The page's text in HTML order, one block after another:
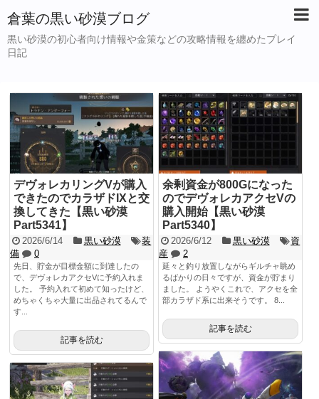
倉葉の黒い砂漠ブログ
黒い砂漠の初心者向け情報や金策などの攻略情報を纏めたプレイ
日記
デヴォレカリングVが購入
できたのでカラザドIXと交
換してきた【黒い砂漠
Part5341】
2026/6/14 黒い砂漠
装
備
0
先日、貯金が目標金額に到達したの
で、デヴォレカアクセVに予約入れま
した。 予約入れて初めて知ったけど、
めちゃくちゃ大量に出品されてるんで
す...
記事を読む
余剰資金が800Gになった
のでデヴォレカアクセVの
購入開始【黒い砂漠
Part5340】
2026/6/12 黒い砂漠
資
産
2
延々と釣り放置しながらギルチャ眺め
るばかりの日々ですが、資金が貯まり
ました。 ようやくこれで、アクセを全
部カラザド系に出来そうです。 8...
記事を読む